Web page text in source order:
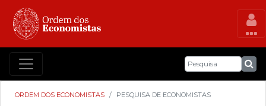
ORDEM DOS ECONOMISTAS PESQUISA DE ECONOMISTAS